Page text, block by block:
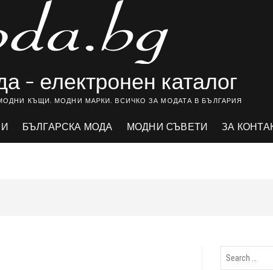
– електронен каталог
КЪЩИ, МОДНИ МАРКИ, ВСИЧКО ЗА МОДАТА В БЪЛГАРИЯ
БЪЛГАРСКА МОДА МОДНИ СЪВЕТИ ЗА